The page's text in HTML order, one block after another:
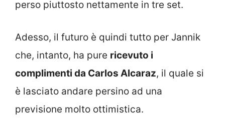
perso piuttosto nettamente in tre set.
Adesso, il futuro è quindi tutto per Jannik
che, intanto, ha pure ricevuto i
complimenti da Carlos Alcaraz, il quale si
è lasciato andare persino ad una
previsione molto ottimistica.